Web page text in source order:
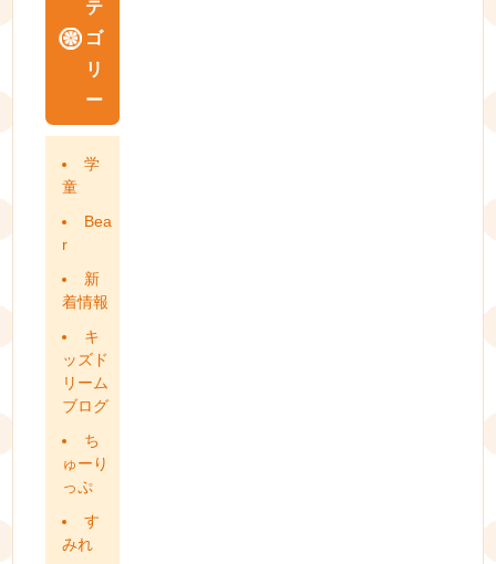
テ
ゴ
リ
ー
学
童
Bea
r
新
着情報
キ
ッズド
リーム
ブログ
ち
ゅーり
っぷ
す
みれ